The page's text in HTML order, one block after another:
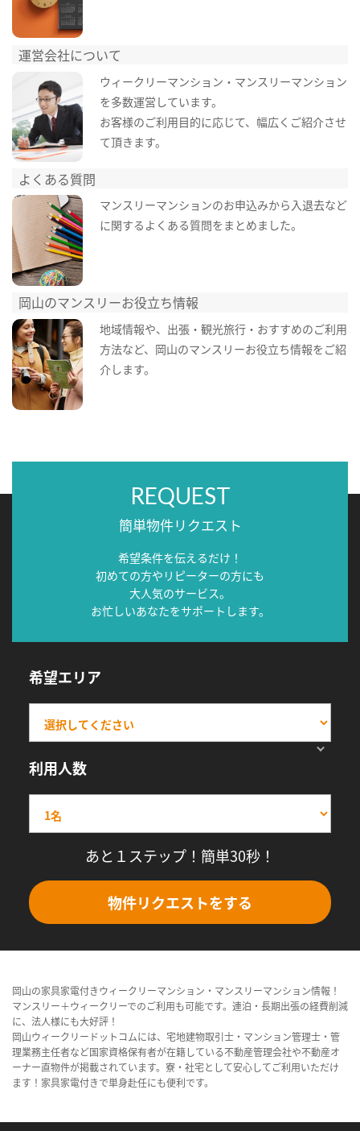
運営会社について
ウィークリーマンション・マンスリーマンション
を多数運営しています。
お客様のご利用目的に応じて、幅広くご紹介させ
て頂きます。
よくある質問
マンスリーマンションのお申込みから入退去など
に関するよくある質問をまとめました。
岡山のマンスリーお役立ち情報
地域情報や、出張・観光旅行・おすすめのご利用
方法など、岡山のマンスリーお役立ち情報をご紹
介します。
REQUEST
簡単物件リクエスト
希望条件を伝えるだけ！
初めての方やリピーターの方にも
大人気のサービス。
お忙しいあなたをサポートします。
希望エリア
利用人数
あと１ステップ！簡単30秒！
物件リクエストをする
岡山の家具家電付きウィークリーマンション・マンスリーマンション情報！
マンスリー＋ウィークリーでのご利用も可能です。連泊・長期出張の経費削減
に、法人様にも大好評！
岡山ウィークリードットコムには、宅地建物取引士・マンション管理士・管
理業務主任者など国家資格保有者が在籍している不動産管理会社や不動産オ
ーナー直物件が掲載されています。寮・社宅として安心してご利用いただけ
ます！家具家電付きで単身赴任にも便利です。